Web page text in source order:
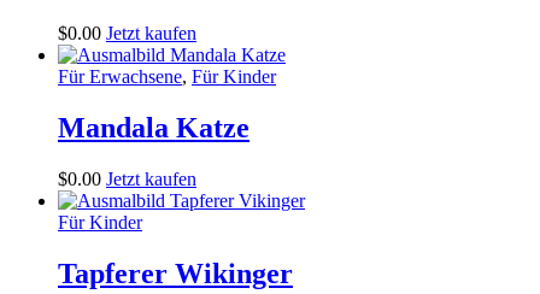
$0.00 Jetzt kaufen
Für Erwachsene, Für Kinder
Mandala Katze
$0.00 Jetzt kaufen
Für Kinder
Tapferer Wikinger